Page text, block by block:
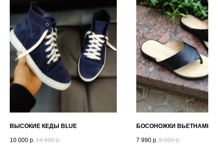
ВЫСОКИЕ КЕДЫ BLUE
10 000 р. 14 500 р.
БОСОНОЖКИ ВЬЕТНАМКИ
7 990 р. 8 500 р.